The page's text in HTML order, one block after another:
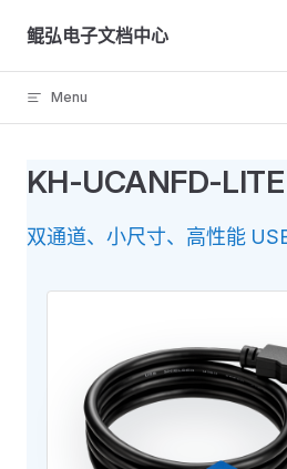
Skip to content
鲲弘电子文档中心
Menu
KH-UCANFD-LITE
双通道、小尺寸、高性能